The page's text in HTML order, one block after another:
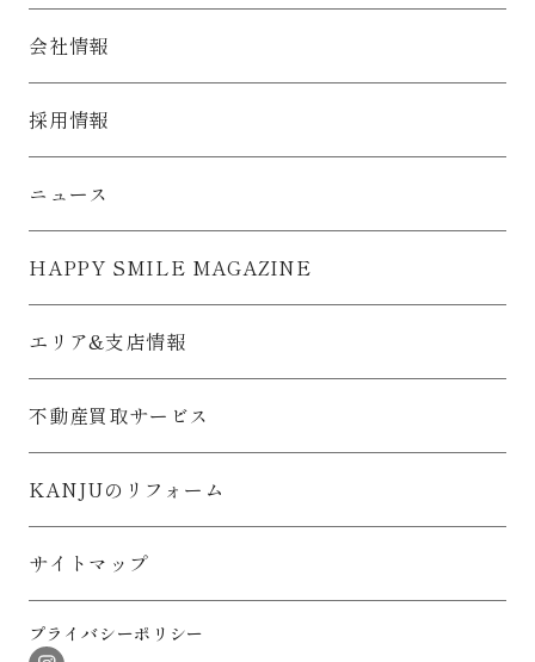
会社情報
採用情報
ニュース
HAPPY SMILE MAGAZINE
エリア&支店情報
不動産買取サービス
KANJUのリフォーム
サイトマップ
プライバシーポリシー